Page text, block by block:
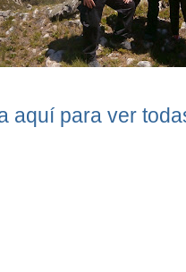
aquí para ver